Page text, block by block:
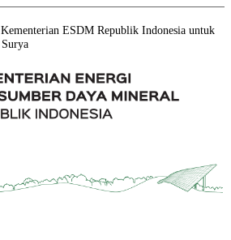
Kementerian ESDM Republik Indonesia untuk